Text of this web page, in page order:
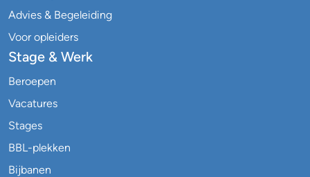
Advies & Begeleiding
Voor opleiders
Stage & Werk
Beroepen
Vacatures
Stages
BBL-plekken
Bijbanen